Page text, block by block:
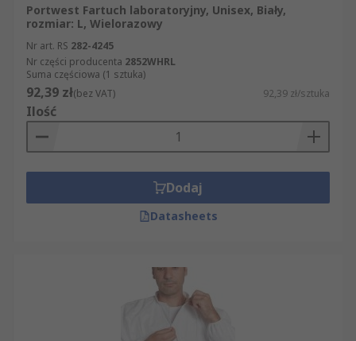
Portwest Fartuch laboratoryjny, Unisex, Biały,
rozmiar: L, Wielorazowy
Nr art. RS 282-4245
Nr części producenta 2852WHRL
Suma częściowa (1 sztuka)
92,39 zł(bez VAT) 92,39 zł/sztuka
Ilość
Dodaj
Datasheets